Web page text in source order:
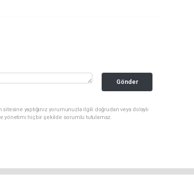
Gönder
yaptığınız yorumunuzla ilgili doğrudan veya dolaylı
yönetimi hiçbir şekilde sorumlu tutulamaz.